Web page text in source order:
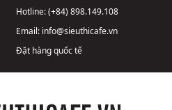
Hotline:(+84) 898.149.108
Email: info@sieuthicafe.vn
Đặt hàng quốc tế